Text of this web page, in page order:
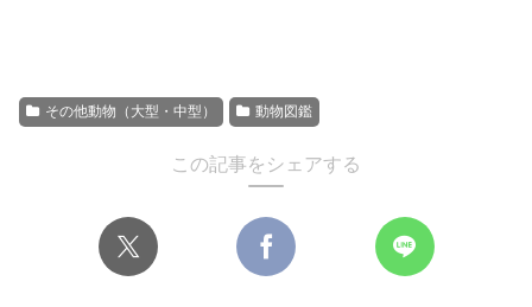
その他動物（大型・中型） 動物図鑑
この記事をシェアする